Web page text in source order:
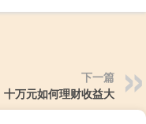
下一篇
十万元如何理财收益大